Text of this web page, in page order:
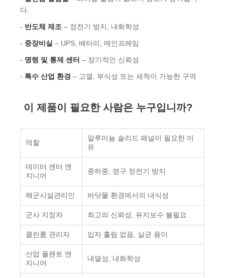
다.
- 반도체 제조 – 정전기 방지, 내화학성
- 중장비실 – UPS, 배터리, 메인프레임
- 명령 및 통제 센터 – 장기적인 신뢰성
- 특수 산업 환경 – 고열, 부식성 또는 세척이 가능한 구역
이 제품이 필요한 사람은 누구입니까?
역할
알루미늄 솔리드 패널이 필요한 이
유
데이터 센터 엔
지니어
중하중, 영구 정전기 방지
해군시설관리인 바닷물 환경에서의 내식성
군사 지정자 최고의 신뢰성, 유지보수 불필요
클린룸 관리자 입자 흘림 없음, 살균 용이
산업 플랜트 엔
지니어
내열성, 내화학성